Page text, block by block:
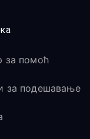
за помоћ
за подешавање